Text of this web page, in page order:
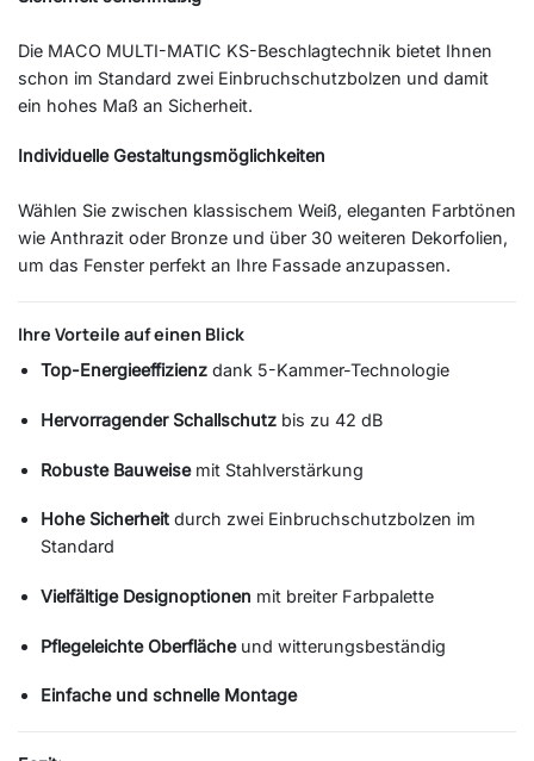
Die MACO MULTI-MATIC KS-Beschlagtechnik bietet Ihnen
schon im Standard zwei Einbruchschutzbolzen und damit
ein hohes Maß an Sicherheit.
Individuelle Gestaltungsmöglichkeiten
Wählen Sie zwischen klassischem Weiß, eleganten Farbtönen
wie Anthrazit oder Bronze und über 30 weiteren Dekorfolien,
um das Fenster perfekt an Ihre Fassade anzupassen.
Ihre Vorteile auf einen Blick
Top-Energieeffizienzdank 5-Kammer-Technologie
Hervorragender Schallschutzbis zu 42 dB
Robuste Bauweisemit Stahlverstärkung
Hohe Sicherheitdurch zwei Einbruchschutzbolzen im
Standard
Vielfältige Designoptionen mit breiter Farbpalette
Pflegeleichte Oberflächeund witterungsbeständig
Einfache und schnelle Montage